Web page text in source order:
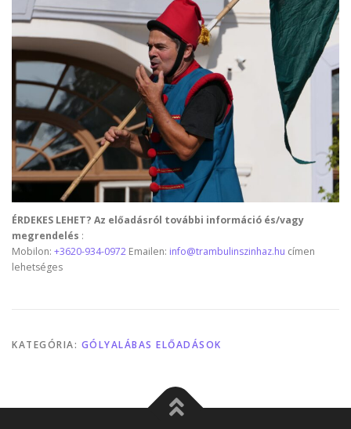
ÉRDEKES LEHET? Az előadásról további információ és/vagy
megrendelés :
Mobilon: +3620-934-0972 Emailen: info@trambulinszinhaz.hu címen
lehetséges
KATEGÓRIA: GÓLYALÁBAS ELŐADÁSOK